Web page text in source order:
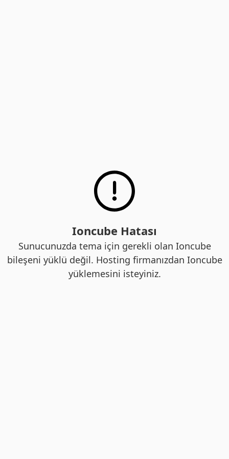
Ioncube Hatası
Sunucunuzda tema için gerekli olan Ioncube
bileşeni yüklü değil. Hosting firmanızdan Ioncube
yüklemesini isteyiniz.